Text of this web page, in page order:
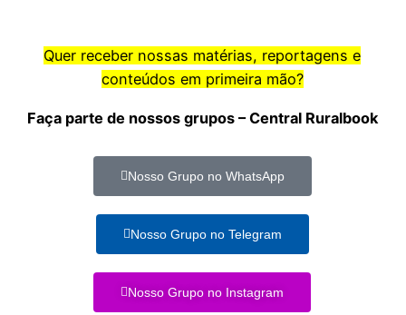
Quer receber nossas matérias, reportagens e
conteúdos em primeira mão?
Faça parte de nossos grupos – Central Ruralbook
Nosso Grupo no WhatsApp
Nosso Grupo no Telegram
Nosso Grupo no Instagram